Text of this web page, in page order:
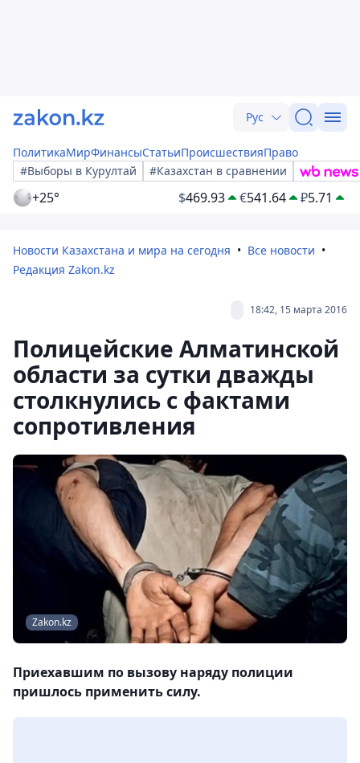
Рус
ПолитикаМирФинансыСтатьиПроисшествияПраво
#Выборы в Курултай
#Казахстан в сравнении
+25° $469.93 €541.64 ₽5.71
Новости Казахстана и мира на сегодня
Все новости
Редакция Zakon.kz
18:42, 15 марта 2016
Полицейские Алматинской
области за сутки дважды
столкнулись с фактами
сопротивления
Zakon.kz
Приехавшим по вызову наряду полиции
пришлось применить силу.